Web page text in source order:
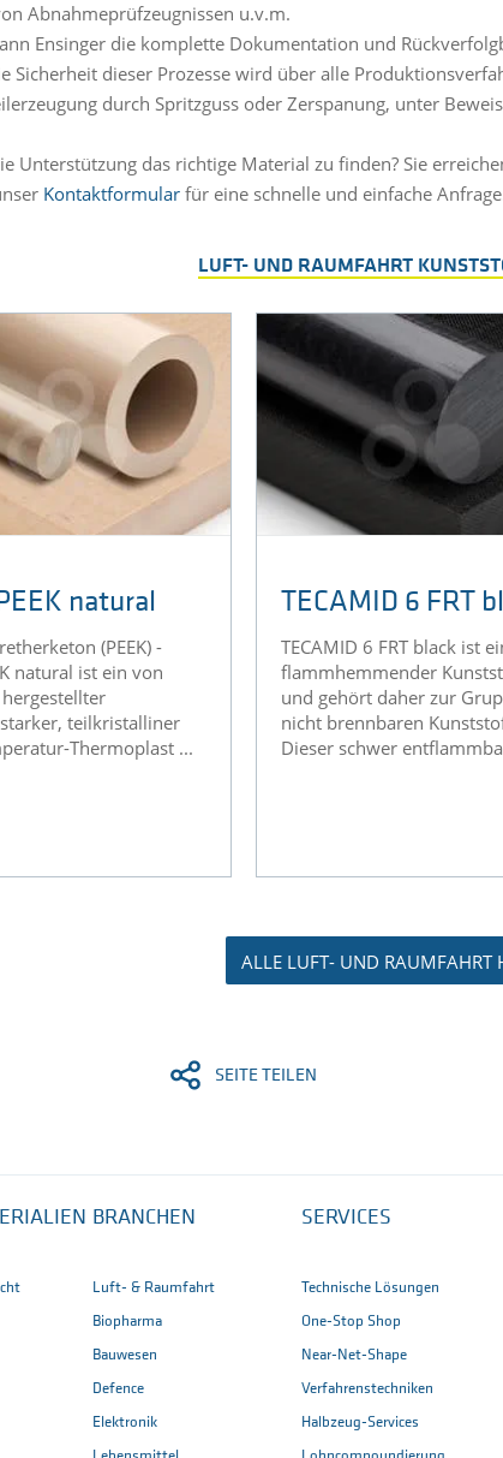
Abnahmeprüfzeugnissen u.v.m.
Ensinger die komplette Dokumentation und
Sicherheit dieser Prozesse wird über alle
durch Spritzguss oder Zerspanung, unter
Unterstützung das richtige Material zu finden? Sie
Kontaktformular für eine schnelle und einfache
LUFT- UND RAUMFAHRT
natural
(PEEK) -
natural ist ein von
teilkristalliner
Thermoplast ...
TECAMID 6 FRT
TECAMID 6 FRT black ist
flammhemmender
und gehört daher zur
nicht brennbaren
Dieser schwer
ALLE LUFT- UND RAUMFAHRT
SEITE TEILEN
BRANCHEN
Luft- & Raumfahrt
Biopharma
Bauwesen
Defence
Elektronik
SERVICES
Technische Lösungen
One-Stop Shop
Near-Net-Shape
Verfahrenstechniken
Halbzeug-Services